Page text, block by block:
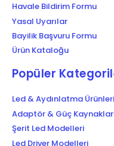
Havale Bildirim Formu
Yasal Uyarılar
Bayilik Başvuru Formu
Ürün Kataloğu
Popüler
Led & Aydınlatma Ürünleri
Adaptör & Güç
Şerit Led Modelleri
Led Driver Modelleri